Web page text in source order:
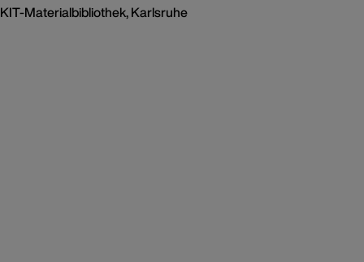
KIT-Materialbibliothek, Karlsruhe